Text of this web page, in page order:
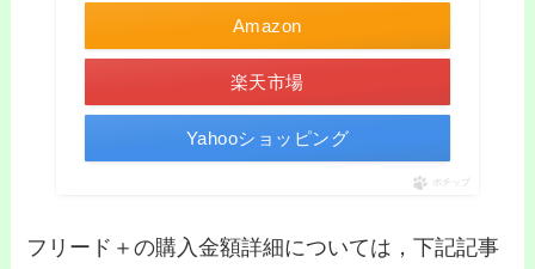
Amazon
楽天市場
Yahooショッピング
ポチップ
フリード＋の購入金額詳細については，下記記事